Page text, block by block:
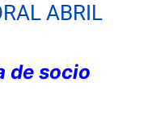
ABRIL
de socio